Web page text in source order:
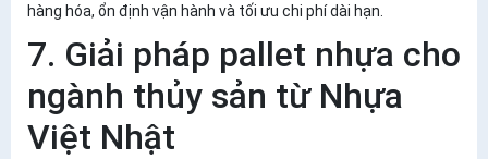
hàng hóa, ổn định vận hành và tối ưu chi phí dài hạn
7. Giải pháp pallet nhựa cho
ngành thủy sản từ Nhựa
Việt Nhật